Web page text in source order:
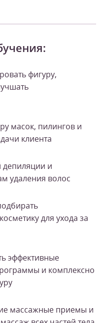
фигуру,
масок, пилингов и
клиента
депиляции и
удаления волос
для ухода за
эффективные
и комплексно
массажные приемы и